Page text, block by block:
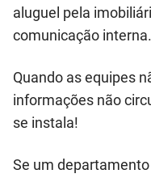
aluguel pela
comunicação interna.
Quando as equipes
informações não
se instala!
Se um